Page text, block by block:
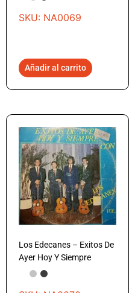
SKU: NA0069
Añadir al carrito
Los Edecanes – Exitos De
Ayer Hoy Y Siempre